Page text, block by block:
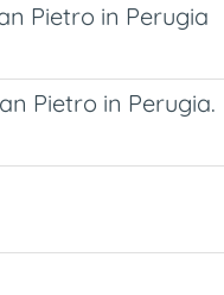
Pietro in Perugia
Pietro in Perugia.